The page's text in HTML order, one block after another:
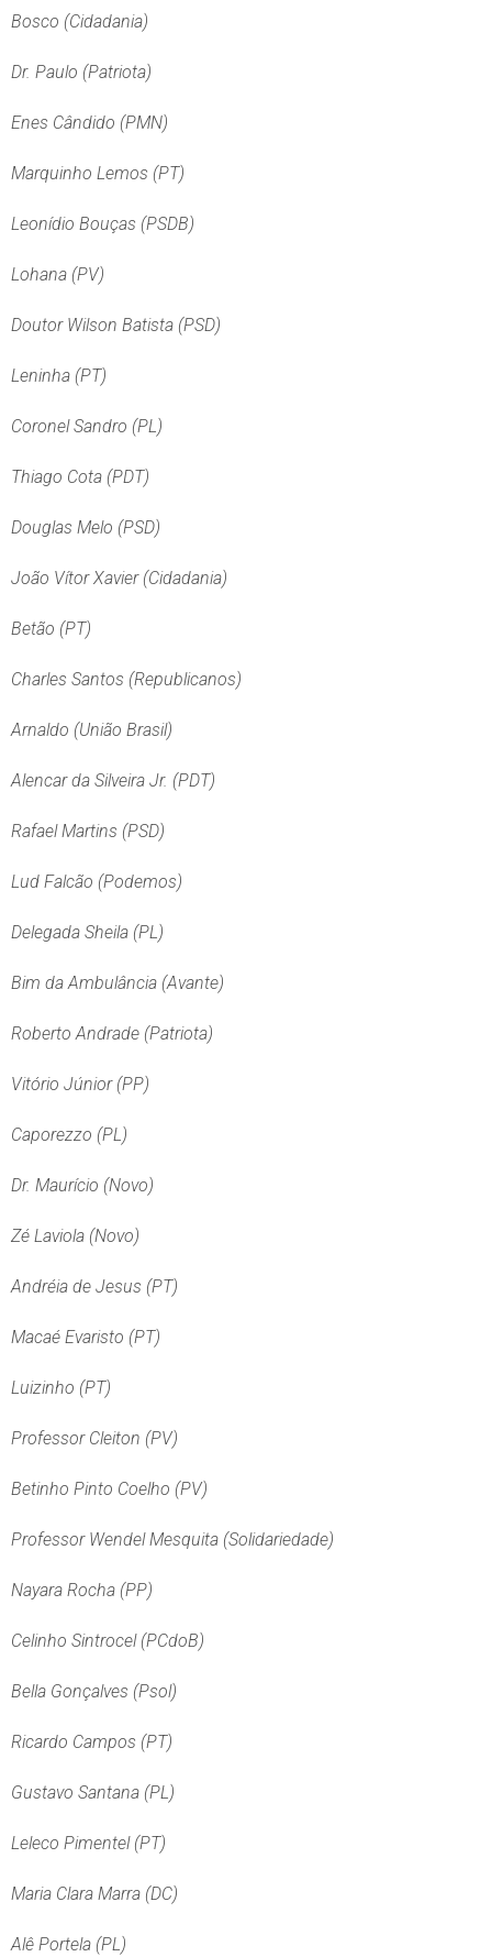
Bosco (Cidadania)
Dr. Paulo (Patriota)
Enes Cândido (PMN)
Marquinho Lemos (PT)
Leonídio Bouças (PSDB)
Lohana (PV)
Doutor Wilson Batista (PSD)
Leninha (PT)
Coronel Sandro (PL)
Thiago Cota (PDT)
Douglas Melo (PSD)
João Vítor Xavier (Cidadania)
Betão (PT)
Charles Santos (Republicanos)
Arnaldo (União Brasil)
Alencar da Silveira Jr. (PDT)
Rafael Martins (PSD)
Lud Falcão (Podemos)
Delegada Sheila (PL)
Bim da Ambulância (Avante)
Roberto Andrade (Patriota)
Vitório Júnior (PP)
Caporezzo (PL)
Dr. Maurício (Novo)
Zé Laviola (Novo)
Andréia de Jesus (PT)
Macaé Evaristo (PT)
Luizinho (PT)
Professor Cleiton (PV)
Betinho Pinto Coelho (PV)
Professor Wendel Mesquita (Solidariedade)
Nayara Rocha (PP)
Celinho Sintrocel (PCdoB)
Bella Gonçalves (Psol)
Ricardo Campos (PT)
Gustavo Santana (PL)
Leleco Pimentel (PT)
Maria Clara Marra (DC)
Alê Portela (PL)